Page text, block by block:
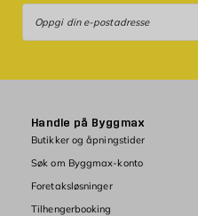
Handle på Byggmax
Butikker og åpningstider
Søk om Byggmax-konto
Foretaksløsninger
Tilhengerbooking